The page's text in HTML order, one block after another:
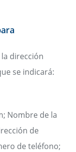
dirección
se indicará:
Nombre de la
de
de teléfono;